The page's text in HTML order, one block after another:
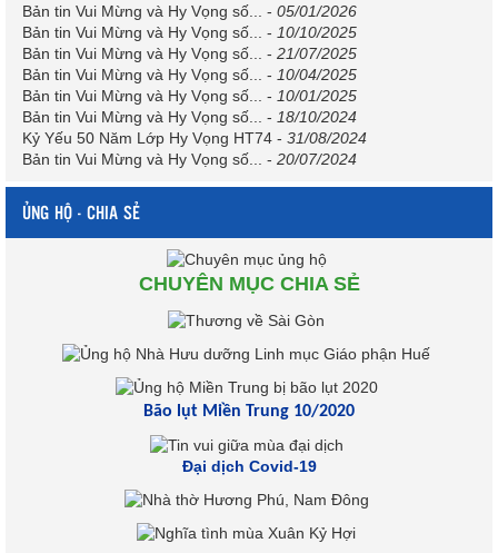
Bản tin Vui Mừng và Hy Vọng số... - 05/01/2026
Bản tin Vui Mừng và Hy Vọng số...
- 10/10/2025
Bản tin Vui Mừng và Hy Vọng số...
- 21/07/2025
Bản tin Vui Mừng và Hy Vọng số...
- 10/04/2025
Bản tin Vui Mừng và Hy Vọng số...
- 10/01/2025
Bản tin Vui Mừng và Hy Vọng số...
- 18/10/2024
Kỷ Yếu 50 Năm Lớp Hy Vọng HT74 - 31/08/2024
Bản tin Vui Mừng và Hy Vọng số...
- 20/07/2024
ỦNG HỘ - CHIA SẺ
CHUYÊN MỤC CHIA SẺ
Bão lụt Miền Trung 10/2020
Đại dịch Covid-19